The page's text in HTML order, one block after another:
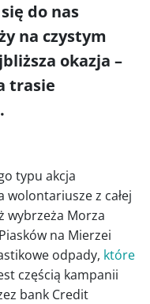
do nas
na czystym
okazja –
trasie
typu akcja
wolontariusze z całej
wybrzeża Morza
na Mierzei
odpady, które
częścią kampanii
bank Credit